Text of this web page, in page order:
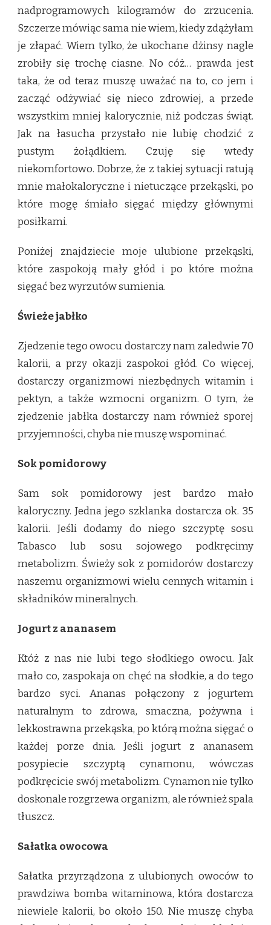
nadprogramowych kilogramów do zrzucenia.
Szczerze mówiąc sama nie wiem, kiedy zdążyłam
je złapać. Wiem tylko, że ukochane dżinsy nagle
zrobiły się trochę ciasne. No cóż… prawda jest
taka, że od teraz muszę uważać na to, co jem i
zacząć odżywiać się nieco zdrowiej, a przede
wszystkim mniej kalorycznie, niż podczas świąt.
Jak na łasucha przystało nie lubię chodzić z
pustym żołądkiem. Czuję się wtedy
niekomfortowo. Dobrze, że z takiej sytuacji ratują
mnie małokaloryczne i nietuczące przekąski, po
które mogę śmiało sięgać między głównymi
posiłkami.
Poniżej znajdziecie moje ulubione przekąski,
które zaspokoją mały głód i po które można
sięgać bez wyrzutów sumienia.
Świeże jabłko
Zjedzenie tego owocu dostarczy nam zaledwie 70
kalorii, a przy okazji zaspokoi głód. Co więcej,
dostarczy organizmowi niezbędnych witamin i
pektyn, a także wzmocni organizm. O tym, że
zjedzenie jabłka dostarczy nam również sporej
przyjemności, chyba nie muszę wspominać.
Sok pomidorowy
Sam sok pomidorowy jest bardzo mało
kaloryczny. Jedna jego szklanka dostarcza ok. 35
kalorii. Jeśli dodamy do niego szczyptę sosu
Tabasco lub sosu sojowego podkręcimy
metabolizm. Świeży sok z pomidorów dostarczy
naszemu organizmowi wielu cennych witamin i
składników mineralnych.
Jogurt z ananasem
Któż z nas nie lubi tego słodkiego owocu. Jak
mało co, zaspokaja on chęć na słodkie, a do tego
bardzo syci. Ananas połączony z jogurtem
naturalnym to zdrowa, smaczna, pożywna i
lekkostrawna przekąska, po którą można sięgać o
każdej porze dnia. Jeśli jogurt z ananasem
posypiecie szczyptą cynamonu, wówczas
podkręcicie swój metabolizm. Cynamon nie tylko
doskonale rozgrzewa organizm, ale również spala
tłuszcz.
Sałatka owocowa
Sałatka przyrządzona z ulubionych owoców to
prawdziwa bomba witaminowa, która dostarcza
niewiele kalorii, bo około 150. Nie muszę chyba